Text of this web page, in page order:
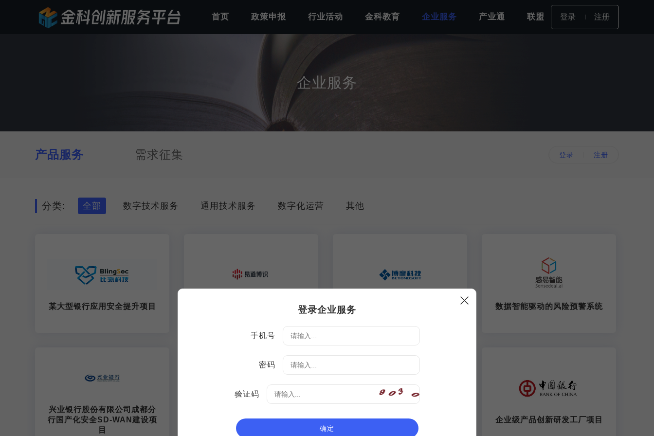
首页 政策申报 行业活动 金科教育 企业服务 产业通 联盟 登录 注册
企业服务
产品服务 需求征集 登录 注册
分类: 全部 数字技术服务 通用技术服务 数字化运营 其他
某大型银行应用安全提升项目 北京易道博识科技有限公司 数据智能驱动的风险预警系统
兴业银行股份有限公司成都分
行国产化安全SD-WAN建设项
目
主动式金融服务体系 企业级产品创新研发工厂项目
登录企业服务
手机号
密码
验证码
确定